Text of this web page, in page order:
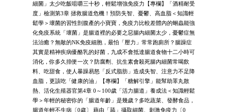
細菌」太少吃飯咀嚼三十秒，輕鬆增強免疫力【專欄】「酒精耐受
度」檢測第3章 拯救腸道危機！預防失智、憂鬱、高血脂＜知識輕
鬆學＞壞菌的習性剖腹產的小寶寶，免疫力比較差體內的蛔蟲能強
化免疫系統「壞菌」是腸道裡的必要之惡腸內細菌太少，憂鬱症無
法治癒？無敵的NK免疫細胞，最怕「壓力」常常跑廁所？腸躁症
其實是精神疾病優酪乳的好菌，九成不會抵達腸道食物十二小時可
消化，你多久排便一次？防腐劑、抗生素會殺死腸內細菌常喝飲
料、吃甜食，使人暴躁易怒「反式脂肪」造成失智、注意力不足降
血脂，更該吃「健康的油」【專欄】「糖解引擎」能幫助睪丸散
熱、活化生殖器官第4章 0～100歲「活力腸道」養成法＜知識輕鬆
學＞年輕的秘密你的「腸道年齡」是幾歲？多吃蔬菜、發酵食品，
腸道年輕不生病〔0歲〕 藉由「舔」攝取細菌、刺激免疫力〔0